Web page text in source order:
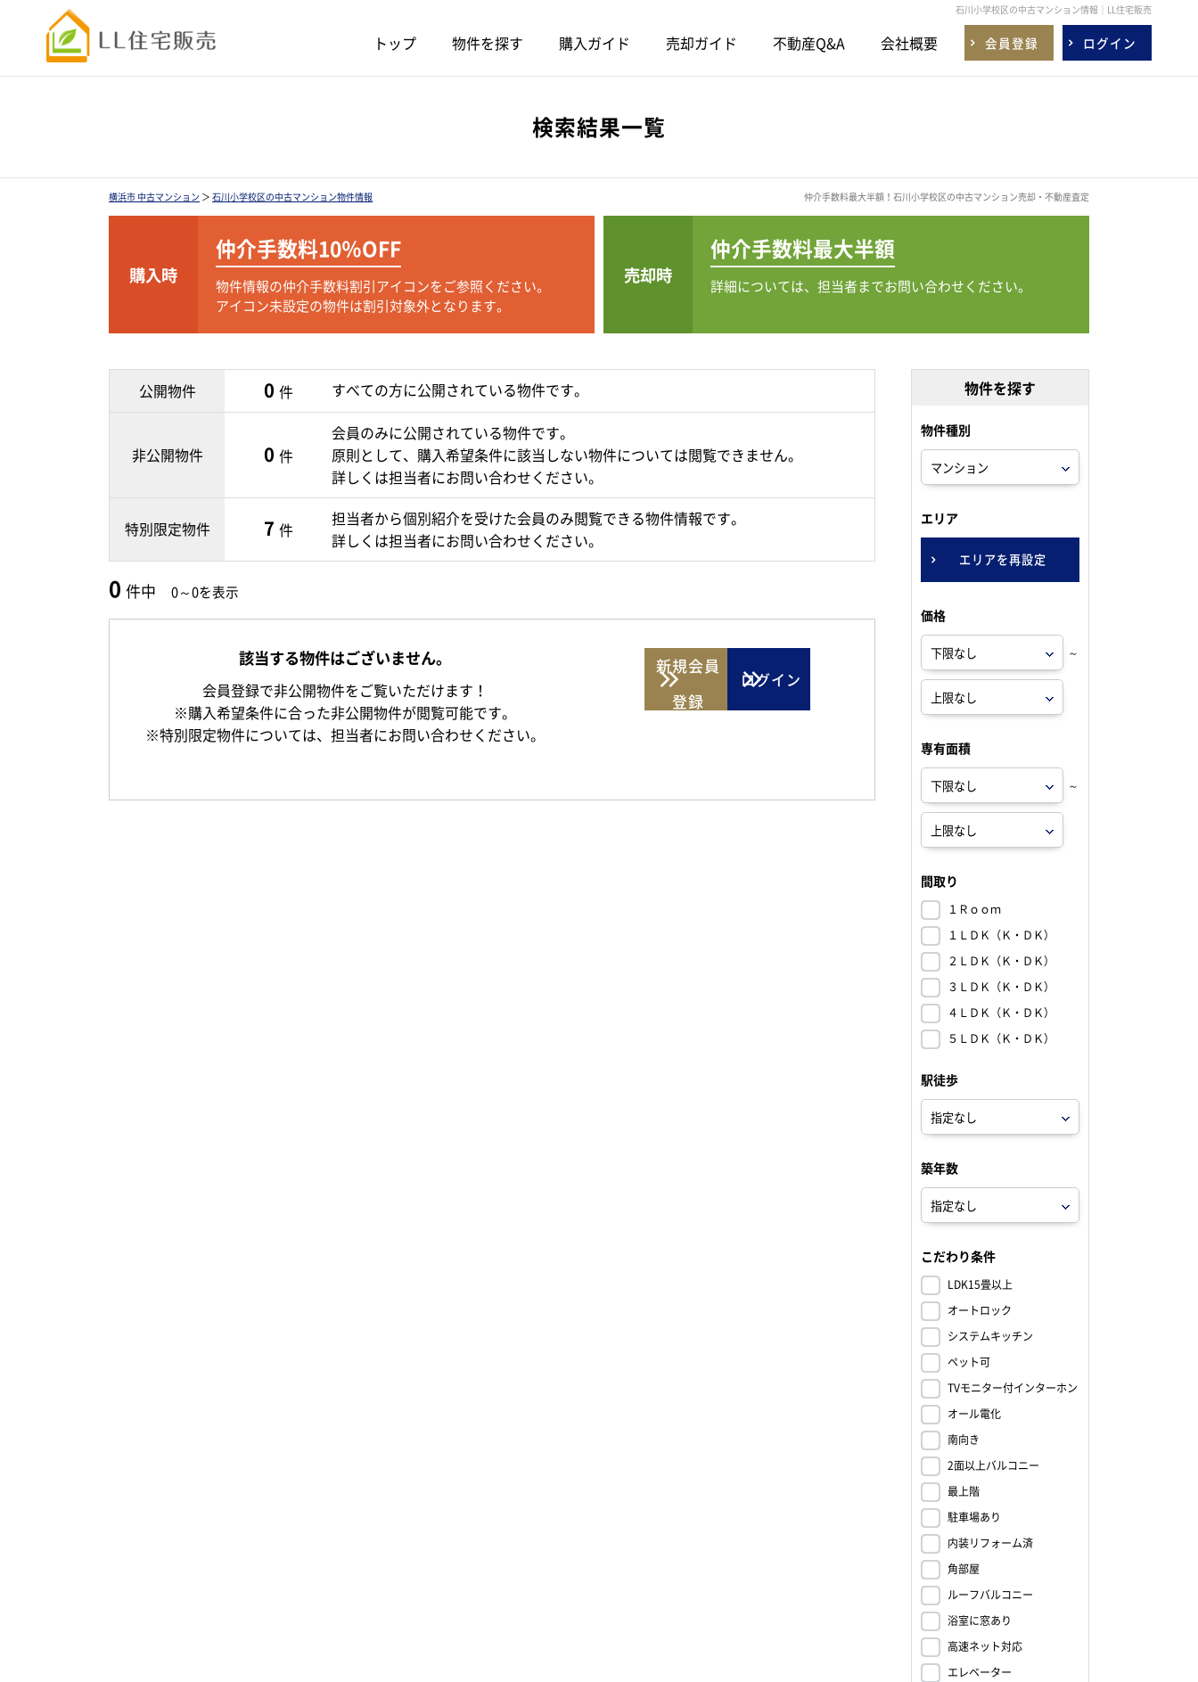
石川小学校区の中古マンション情報｜LL住宅販売
トップ 物件を探す 購入ガイド 売却ガイド 不動産Q&A 会社概要 会員登録 ログイン
検索結果一覧
横浜市 中古マンション ＞ 石川小学校区の中古マンション物件情報 仲介手数料最大半額！石川小学校区の中古マンション売却・不動産査定
購入時
仲介手数料10％OFF
物件情報の仲介手数料割引アイコンをご参照ください。
アイコン未設定の物件は割引対象外となります。
売却時
仲介手数料最大半額
詳細については、担当者までお問い合わせください。
公開物件 0 件 すべての方に公開されている物件です。
非公開物件 0 件
会員のみに公開されている物件です。
原則として、購入希望条件に該当しない物件については閲覧できません。
詳しくは担当者にお問い合わせください。
特別限定物件 7 件
担当者から個別紹介を受けた会員のみ閲覧できる物件情報です。
詳しくは担当者にお問い合わせください。
0 件中 0～0を表示
該当する物件はございません。
会員登録で非公開物件をご覧いただけます！
※購入希望条件に合った非公開物件が閲覧可能です。
※特別限定物件については、担当者にお問い合わせください。
新規会員
登録
ログイン
物件を探す
物件種別
エリア
エリアを再設定
価格
～
専有面積
～
間取り
１Ｒｏｏｍ
１ＬＤＫ（Ｋ・ＤＫ）
２ＬＤＫ（Ｋ・ＤＫ）
３ＬＤＫ（Ｋ・ＤＫ）
４ＬＤＫ（Ｋ・ＤＫ）
５ＬＤＫ（Ｋ・ＤＫ）
駅徒歩
築年数
こだわり条件
LDK15畳以上
オートロック
システムキッチン
ペット可
TVモニター付インターホン
オール電化
南向き
2面以上バルコニー
最上階
駐車場あり
内装リフォーム済
角部屋
ルーフバルコニー
浴室に窓あり
高速ネット対応
エレベーター